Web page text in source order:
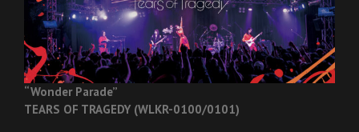
“Wonder Parade”
TEARS OF TRAGEDY (WLKR-0100/0101)